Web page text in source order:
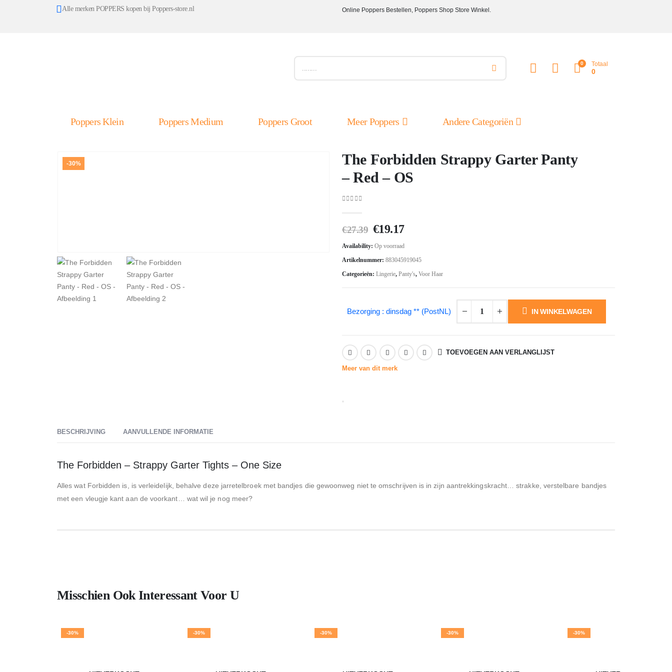
Alle merken POPPERS kopen bij Poppers-store.nl Online Poppers Bestellen, Poppers Shop Store Winkel.
0 Totaal
0
Poppers Klein Poppers Medium Poppers Groot Meer Poppers Andere Categoriën
-30%
The Forbidden Strappy Garter Panty
– Red – OS
€27.39 Oorspronkelijke
prijs
was:
€27.39.
€19.17Huidige
prijs
is:
€19.17.
Availability: Op voorraad
Artikelnummer: 883045919045
Categorieën: Lingerie, Panty's, Voor Haar
Bezorging : dinsdag ** (PostNL) IN WINKELWAGEN
TOEVOEGEN AAN VERLANGLIJST
Meer van dit merk
BESCHRIJVING AANVULLENDE INFORMATIE
The Forbidden – Strappy Garter Tights – One Size
Alles wat Forbidden is, is verleidelijk, behalve deze jarretelbroek met bandjes die gewoonweg niet te omschrijven is in zijn aantrekkingskracht… strakke, verstelbare bandjes
met een vleugje kant aan de voorkant… wat wil je nog meer?
Misschien Ook Interessant Voor U
-30% -30% -30% -30% -30%